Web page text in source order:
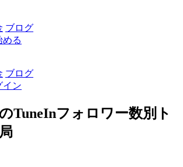
ブログ
める
ブログ
イン
TuneInフォロワー数別ト